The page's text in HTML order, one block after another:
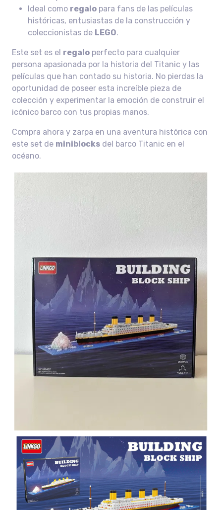
Ideal como regalo para fans de las películas
históricas, entusiastas de la construcción y
coleccionistas de LEGO.
Este set es el regalo perfecto para cualquier
persona apasionada por la historia del Titanic y las
películas que han contado su historia. No pierdas la
oportunidad de poseer esta increíble pieza de
colección y experimentar la emoción de construir el
icónico barco con tus propias manos.
Compra ahora y zarpa en una aventura histórica con
este set de miniblocks del barco Titanic en el
océano.